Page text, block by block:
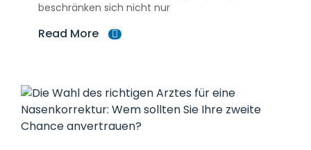
beschränken sich nicht nur
Read More